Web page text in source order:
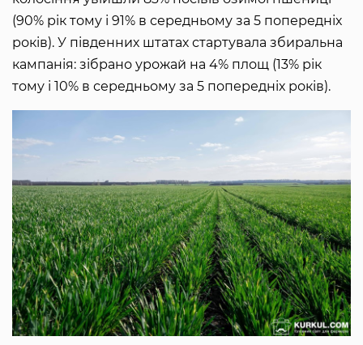
(90% рік тому і 91% в середньому за 5 попередніх
років). У південних штатах стартувала збиральна
кампанія: зібрано урожай на 4% площ (13% рік
тому і 10% в середньому за 5 попередніх років).